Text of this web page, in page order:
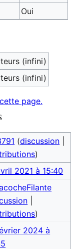
Oui
(infini)
(infini)
page.
(discussion
)
2021 à 15:40
)
2024 à